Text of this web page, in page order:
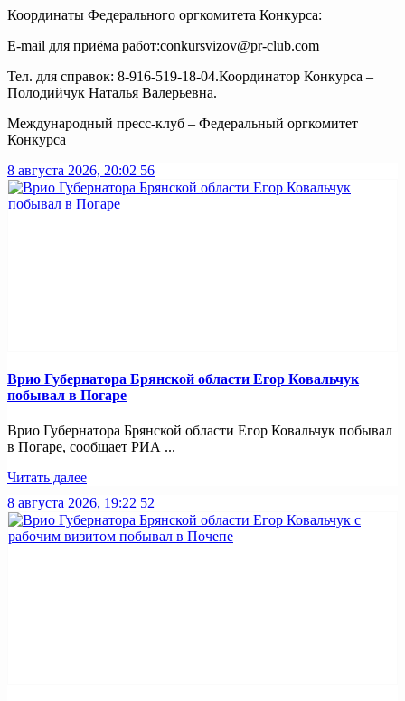
Координаты Федерального оргкомитета Конкурса:
E-mail для приёма работ:conkursvizov@pr-club.com
Тел. для справок: 8-916-519-18-04.Координатор Конкурса –
Полодийчук Наталья Валерьевна.
Международный пресс-клуб – Федеральный оргкомитет
Конкурса
8 августа 2026, 20:02 56
Врио Губернатора Брянской области Егор Ковальчук
побывал в Погаре
Врио Губернатора Брянской области Егор Ковальчук побывал
в Погаре, сообщает РИА ...
Читать далее
8 августа 2026, 19:22 52